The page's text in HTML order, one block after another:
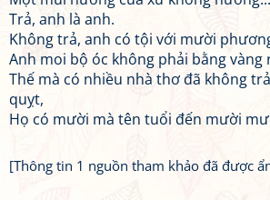
Trả, anh là anh.
Không trả, anh có tội với mười
Anh moi bộ óc không phải bằng vàng
Thế mà có nhiều nhà thơ đã không
quỵt,
Họ có mười mà tên tuổi đến mười
[Thông tin 1 nguồn tham khảo đã được